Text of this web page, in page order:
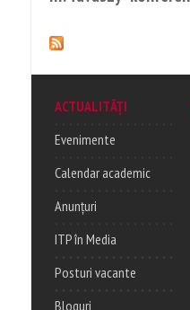
ACTUALITĂȚI
Evenimente
Calendar academic
Anunțuri
ITP în Media
Posturi vacante
Bloguri